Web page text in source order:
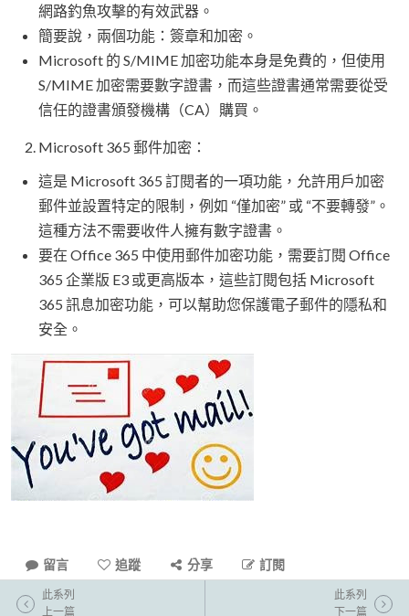
網路釣魚攻擊的有效武器。
簡要說，兩個功能：簽章和加密。
Microsoft 的 S/MIME 加密功能本身是免費的，但使用
S/MIME 加密需要數字證書，而這些證書通常需要從受
信任的證書頒發機構（CA）購買。
Microsoft 365 郵件加密：
這是 Microsoft 365 訂閱者的一項功能，允許用戶加密
郵件並設置特定的限制，例如 “僅加密” 或 “不要轉發”。
這種方法不需要收件人擁有數字證書。
要在 Office 365 中使用郵件加密功能，需要訂閱 Office
365 企業版 E3 或更高版本，這些訂閱包括 Microsoft
365 訊息加密功能，可以幫助您保護電子郵件的隱私和
安全。
留言 追蹤 分享 訂閱
此系列
上一篇
此系列
下一篇